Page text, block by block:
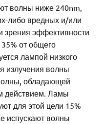
волны ниже 240nm,
либо вредных и/или
зрения эффективности
от общего
лампой низкого
излучения волны
обладающей
действием. Ламы
для этой цели 15%
испускают волны